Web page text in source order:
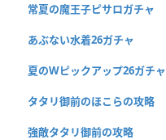
常夏の魔王子ピサロガチャ
あぶない水着26ガチャ
夏のWピックアップ26ガチャ
タタリ御前のほこらの攻略
強敵タタリ御前の攻略